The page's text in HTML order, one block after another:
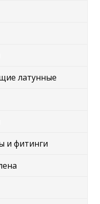
латунные
и фитинги